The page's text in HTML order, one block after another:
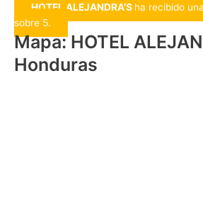
HOTEL ALEJANDRA’S ha recibido
sobre 5.
Mapa: HOTEL
Honduras